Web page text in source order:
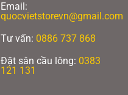
Email:
quocvietstorevn@gmail.com
Tư vấn: 0886 737 868
Đặt sân cầu lông: 0383
121 131